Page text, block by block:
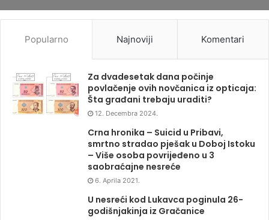
Popularno Najnoviji Komentari
Za dvadesetak dana počinje
povlačenje ovih novčanica iz opticaja:
Šta građani trebaju uraditi?
12. Decembra 2024.
Crna hronika – Suicid u Pribavi,
smrtno stradao pješak u Doboj Istoku
– Više osoba povrijeđeno u 3
saobraćajne nesreće
6. Aprila 2021.
U nesreći kod Lukavca poginula 26-
godišnjakinja iz Gračanice